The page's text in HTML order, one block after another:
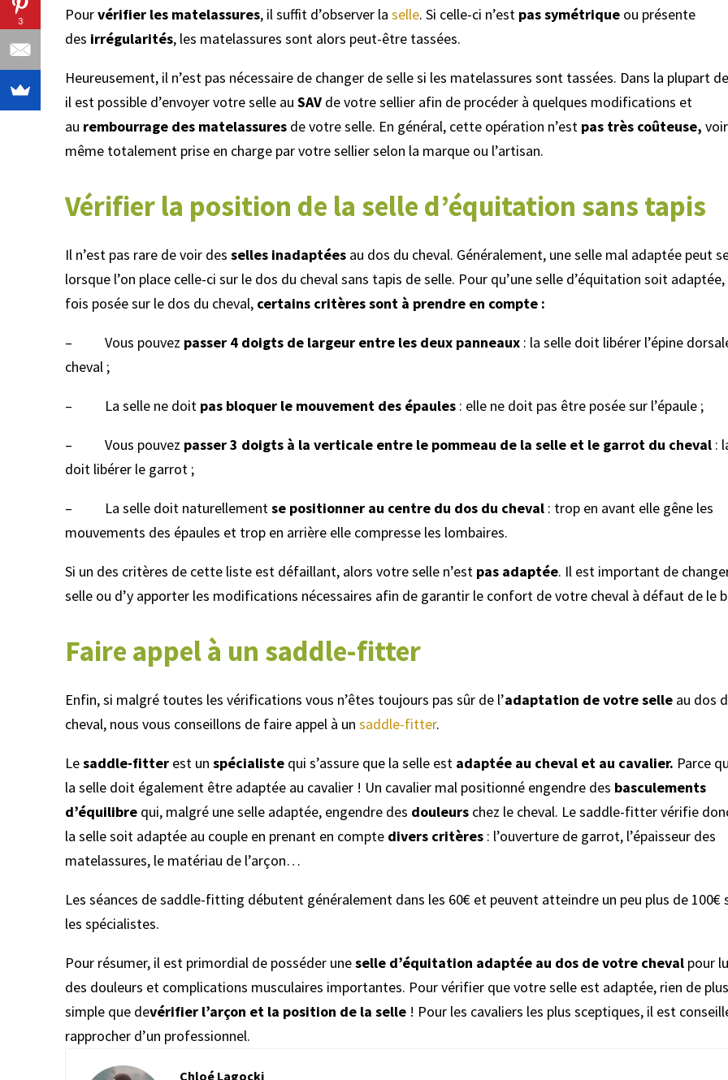
Pourvérifier les matelassures, il suffit d’observer la selle. Si celle-ci n’est pas symétrique ou présente
des irrégularités, les matelassures sont alors peut-être tassées.
Heureusement, il n’est pas nécessaire de changer de selle si les matelassures sont tassées. Dans la plupart
il est possible d’envoyer votre selle au SAV de votre sellier afin de procéder à quelques modifications et
au rembourrage des matelassures de votre selle. En général, cette opération n’est pas très coûteuse,
même totalement prise en charge par votre sellier selon la marque ou l’artisan.
Vérifier la position de la selle d’équitation sans tapis
Il n’est pas rare de voir des selles inadaptées au dos du cheval. Généralement, une selle mal adaptée peut
lorsque l’on place celle-ci sur le dos du cheval sans tapis de selle. Pour qu’une selle d’équitation soit adaptée,
fois posée sur le dos du cheval, certains critères sont à prendre en compte :
– Vous pouvez passer 4 doigts de largeur entre les deux panneaux : la selle doit libérer l’épine
cheval ;
– La selle ne doit pas bloquer le mouvement des épaules : elle ne doit pas être posée sur l’épaule ;
– Vous pouvez passer 3 doigts à la verticale entre le pommeau de la selle et le garrot du cheval :
doit libérer le garrot ;
– La selle doit naturellementse positionner au centre du dos du cheval : trop en avant elle gêne les
mouvements des épaules et trop en arrière elle compresse les lombaires.
Si un des critères de cette liste est défaillant, alors votre selle n’est pas adaptée. Il est important de
selle ou d’y apporter les modifications nécessaires afin de garantir le confort de votre cheval à défaut de le
Faire appel à un saddle-fitter
Enfin, si malgré toutes les vérifications vous n’êtes toujours pas sûr de l’adaptation de votre selle au dos
cheval, nous vous conseillons de faire appel à un saddle-fitter.
Lesaddle-fitter est un spécialiste qui s’assure que la selle est adaptée au cheval et au cavalier. Parce
la selle doit également être adaptée au cavalier ! Un cavalier mal positionné engendre des basculements
d’équilibre qui, malgré une selle adaptée, engendre des douleurs chez le cheval. Le saddle-fitter vérifie
la selle soit adaptée au couple en prenant en compte divers critères : l’ouverture de garrot, l’épaisseur des
matelassures, le matériau de l’arçon…
Les séances de saddle-fitting débutent généralement dans les 60€ et peuvent atteindre un peu plus de 100€
les spécialistes.
Pour résumer, il est primordial de posséder uneselle d’équitation adaptée au dos de votre cheval pour
des douleurs et complications musculaires importantes. Pour vérifier que votre selle est adaptée, rien de plus
simple que devérifier l’arçon et la position de la selle ! Pour les cavaliers les plus sceptiques, il est
rapprocher d’un professionnel.
Chloé Lagocki
3